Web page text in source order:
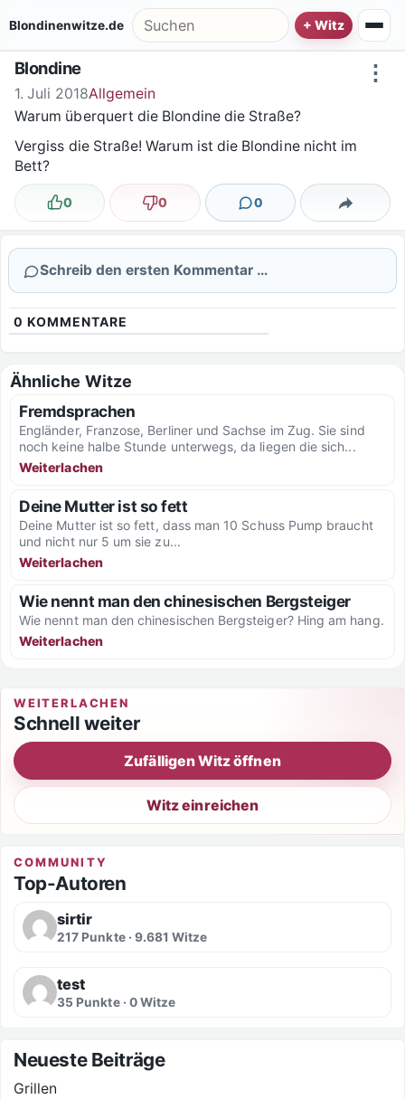
Blondinenwitze.de Suche nach:
⋮
Blondine
1. Juli 2018Allgemein
Warum überquert die Blondine die Straße?
Vergiss die Straße! Warum ist die Blondine nicht im
Bett?
Lustig
0 Nicht lustig
0 0
Kommentare Teilen
Schreib den ersten Kommentar …
0 KOMMENTARE
Ähnliche Witze
Fremdsprachen
Engländer, Franzose, Berliner und Sachse im Zug. Sie sind
noch keine halbe Stunde unterwegs, da liegen die sich...
Weiterlachen
Deine Mutter ist so fett
Deine Mutter ist so fett, dass man 10 Schuss Pump braucht
und nicht nur 5 um sie zu...
Weiterlachen
Wie nennt man den chinesischen Bergsteiger
Wie nennt man den chinesischen Bergsteiger? Hing am hang.
Weiterlachen
WEITERLACHEN
Schnell weiter
Zufälligen Witz öffnen
Witz einreichen
COMMUNITY
Top-Autoren
sirtir
217 Punkte · 9.681 Witze
test
35 Punkte · 0 Witze
Neueste Beiträge
Grillen